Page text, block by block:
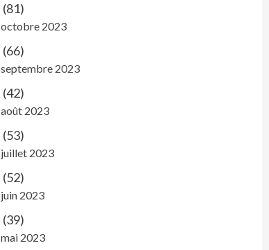
(81)
octobre 2023
(66)
septembre 2023
(42)
août 2023
(53)
juillet 2023
(52)
juin 2023
(39)
mai 2023